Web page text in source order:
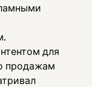
для
продажам